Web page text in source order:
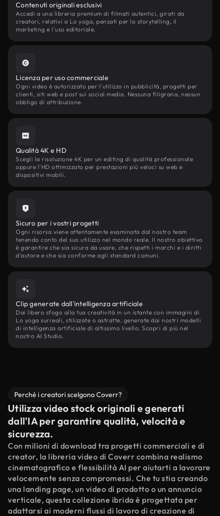
Contenuti originali esclusivi
Accedi a una libreria premium di filmati autentici, girati da
creatori, relativi a Lo yoga, pensati per lo storytelling, il
marketing e l'uso editoriale.
Licenza per uso commerciale
Ogni video è autorizzato per l'utilizzo in pubblicità, progetti per
clienti, siti web e post sui social media. Nessuna filigrana, nessun
obbligo di attribuzione.
Qualità 4K e HD
Scegli la risoluzione 4K per un editing di qualità professionale
oppure l'HD ottimizzato per prestazioni più veloci su web e
dispositivi mobili.
Sicuro per i vostri progetti
Ogni risorsa viene attentamente esaminata dal nostro team
tenendo conto del suo utilizzo nel mondo reale. Il nostro obiettivo
è garantire che sia sicura da usare, che rispetti i marchi e i diritti
d'autore e che sia conforme agli standard comuni.
Clip generate dall'intelligenza artificiale
Dai libero sfogo alla tua creatività in un istante con immagini di
Lo yoga surreali, stilizzate o astratte, generate dai nostri modelli
di intelligenza artificiale di altissimo livello. Scopri di più nel
nostro AI Studio.
Perché i creatori scelgono Coverr?
Utilizza video stock originali e generati
dall'IA per garantire qualità, velocità e
sicurezza.
Con milioni di download tra progetti commerciali e di
creator, la libreria video di Coverr combina realismo
cinematografico e flessibilità AI per aiutarti a lavorare
velocemente senza compromessi. Che tu stia creando
una landing page, un video di prodotto o un annuncio
verticale, questa collezione ibrida è progettata per
adattarsi ai moderni flussi di lavoro di creazione di